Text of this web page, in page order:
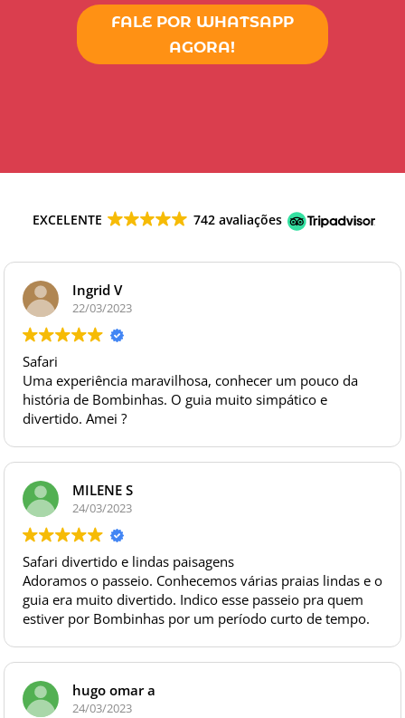
FALE POR WHATSAPP
AGORA!
EXCELENTE 742 avaliações
Ingrid V
22/03/2023
Safari
Uma experiência maravilhosa, conhecer um pouco da
história de Bombinhas. O guia muito simpático e
divertido. Amei ?
MILENE S
24/03/2023
Safari divertido e lindas paisagens
Adoramos o passeio. Conhecemos várias praias lindas e o
guia era muito divertido. Indico esse passeio pra quem
estiver por Bombinhas por um período curto de tempo.
hugo omar a
24/03/2023